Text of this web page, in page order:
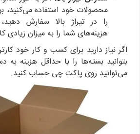
محصولات خود استفاده می‌کنید،
را در تیراژ بالا سفارش
هزینه‌های شما را به میزان
اگر نیاز دارید برای کسب و کار خود
بتوانید بسته‌ها را با حداقل هزینه
می‌توانید روی پاکت چی حساب کنید.